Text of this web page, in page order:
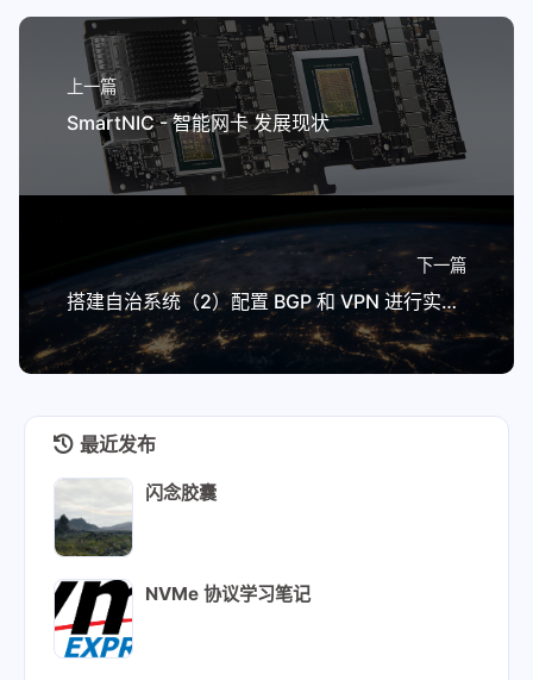
上一篇
SmartNIC - 智能网卡 发展现状
下一篇
搭建自治系统（2）配置 BGP 和 VPN 进行实名上网
最近发布
闪念胶囊
NVMe 协议学习笔记